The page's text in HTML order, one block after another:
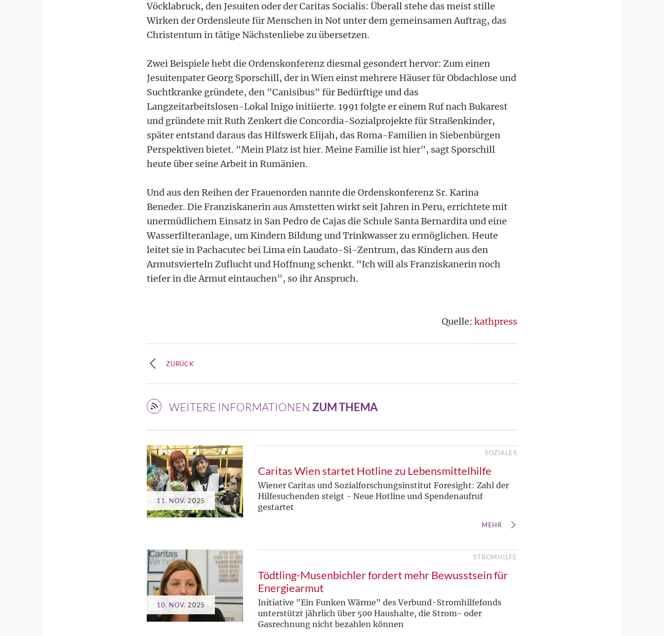
Vöcklabruck, den Jesuiten oder der Caritas Socialis: Überall stehe das meist stille
Wirken der Ordensleute für Menschen in Not unter dem gemeinsamen Auftrag, das
Christentum in tätige Nächstenliebe zu übersetzen.
Zwei Beispiele hebt die Ordenskonferenz diesmal gesondert hervor: Zum einen
Jesuitenpater Georg Sporschill, der in Wien einst mehrere Häuser für Obdachlose und
Suchtkranke gründete, den "Canisibus" für Bedürftige und das
Langzeitarbeitslosen-Lokal Inigo initiierte. 1991 folgte er einem Ruf nach Bukarest
und gründete mit Ruth Zenkert die Concordia-Sozialprojekte für Straßenkinder,
später entstand daraus das Hilfswerk Elijah, das Roma-Familien in Siebenbürgen
Perspektiven bietet. "Mein Platz ist hier. Meine Familie ist hier", sagt Sporschill
heute über seine Arbeit in Rumänien.
Und aus den Reihen der Frauenorden nannte die Ordenskonferenz Sr. Karina
Beneder. Die Franziskanerin aus Amstetten wirkt seit Jahren in Peru, errichtete mit
unermüdlichem Einsatz in San Pedro de Cajas die Schule Santa Bernardita und eine
Wasserfilteranlage, um Kindern Bildung und Trinkwasser zu ermöglichen. Heute
leitet sie in Pachacutec bei Lima ein Laudato-Si-Zentrum, das Kindern aus den
Armutsvierteln Zuflucht und Hoffnung schenkt. "Ich will als Franziskanerin noch
tiefer in die Armut eintauchen", so ihr Anspruch.
Quelle: kathpress
ZURÜCK
WEITERE INFORMATIONEN ZUM THEMA
11. NOV. 2025
SOZIALES
Caritas Wien startet Hotline zu Lebensmittelhilfe
Wiener Caritas und Sozialforschungsinstitut Foresight: Zahl der
Hilfesuchenden steigt - Neue Hotline und Spendenaufruf
gestartet
MEHR
10. NOV. 2025
STROMHILFE
Tödtling-Musenbichler fordert mehr Bewusstsein für
Energiearmut
Initiative "Ein Funken Wärme" des Verbund-Stromhilfefonds
unterstützt jährlich über 500 Haushalte, die Strom- oder
Gasrechnung nicht bezahlen können